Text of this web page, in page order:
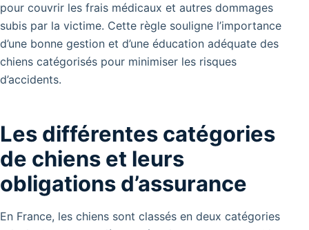
pour couvrir les frais médicaux et autres dommages
subis par la victime. Cette règle souligne l’importance
d’une bonne gestion et d’une éducation adéquate des
chiens catégorisés pour minimiser les risques
d’accidents.
Les différentes catégories
de chiens et leurs
obligations d’assurance
En France, les chiens sont classés en deux catégories